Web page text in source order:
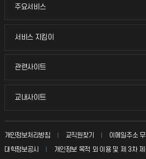
주요서비스
주요서비스
교무회의방송
입학안내
서비스 지킴이
서비스 지킴이
묻고 답하기
칭찬마당
관련사이트
관련사이트
국방헬프콜
교내사이트
교내사이트
교수회
교육혁신본부
개인정보처리방침 교직원찾기
이메일주소
대학정보공시
개인정보 목적 외 이용 및 제 3차